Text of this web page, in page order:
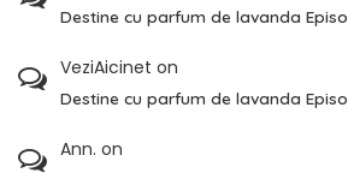
Destine cu parfum de lavanda
VeziAicinet on
Destine cu parfum de lavanda
Ann. on